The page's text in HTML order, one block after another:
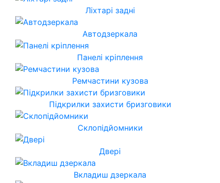
Ліхтарі задні
Автодзеркала
Панелі кріплення
Ремчастини кузова
Підкрилки захисти бризговики
Склопідйомники
Двері
Вкладиш дзеркала